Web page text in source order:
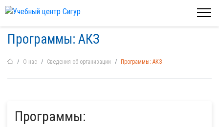
Программы: АКЗ
О нас Сведения об организации Программы: АКЗ
Программы: